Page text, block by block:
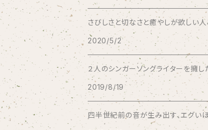
Bad Operation
Bagus!
BBBBBBB
The BEG
さびしさと切なさと癒やしが欲しい
2020/5/2
２人のシンガーソングライターを擁
2019/8/19
四半世紀前の音が生み出す、エグい